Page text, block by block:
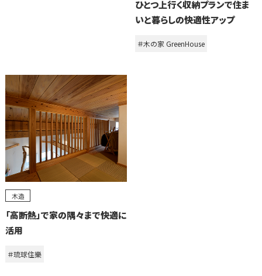
ひとつ上行く収納プランで住ま
いと暮らしの快適性アップ
＃木の家 GreenHouse
木造
「高断熱」で家の隅々まで快適に
活用
＃琉球住樂